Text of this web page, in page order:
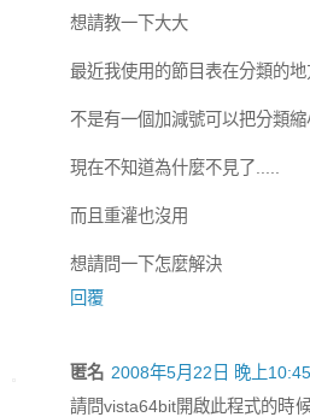
想請教一下大大
最近我使用的節目表在分類的地
不是有一個加減號可以把分類
現在不知道為什麼不見了.....
而且重灌也沒用
想請問一下怎麼解決
回覆
匿名 2008年5月22日 晚上10:45
請問vista64bit開啟此程式的時